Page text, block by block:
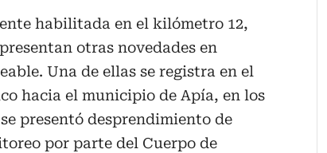
habilitada en el kilómetro 12,
otras novedades en
Una de ellas se registra en el
hacia el municipio de Apía, en los
presentó desprendimiento de
por parte del Cuerpo de